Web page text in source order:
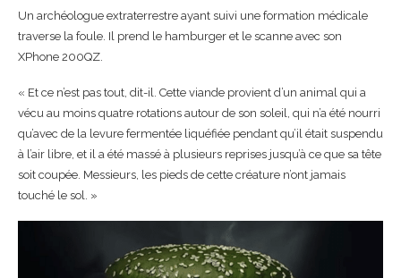
Un archéologue extraterrestre ayant suivi une formation médicale
traverse la foule. Il prend le hamburger et le scanne avec son
XPhone 200QZ.
« Et ce n’est pas tout, dit-il. Cette viande provient d’un animal qui a
vécu au moins quatre rotations autour de son soleil, qui n’a été nourri
qu’avec de la levure fermentée liquéfiée pendant qu’il était suspendu
à l’air libre, et il a été massé à plusieurs reprises jusqu’à ce que sa tête
soit coupée. Messieurs, les pieds de cette créature n’ont jamais
touché le sol. »